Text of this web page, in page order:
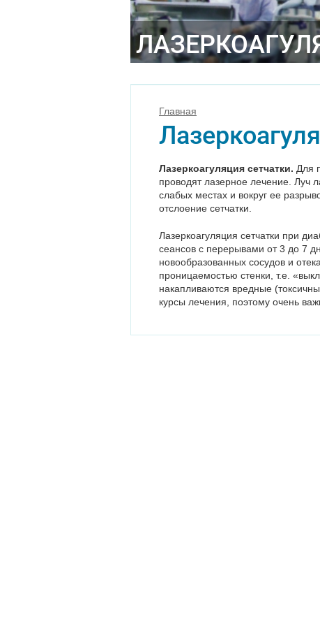
Главная
Лазеркоагуляция сетчатки. Для
проводят лазерное лечение. Луч
слабых местах и вокруг ее
отслоение сетчатки.
Лазеркоагуляция сетчатки при
сеансов с перерывами от 3 до 7
новообразованных сосудов и
проницаемостью стенки, т.е.
накапливаются вредные
курсы лечения, поэтому очень